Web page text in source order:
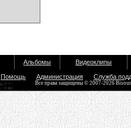
Альбомы Видеоклипы
Помощь Администрация Служба
Все права защищены © 2007-2026